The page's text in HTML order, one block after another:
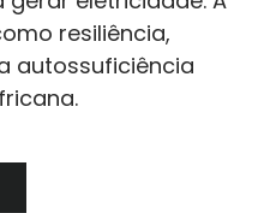
resiliência,
autossuficiência